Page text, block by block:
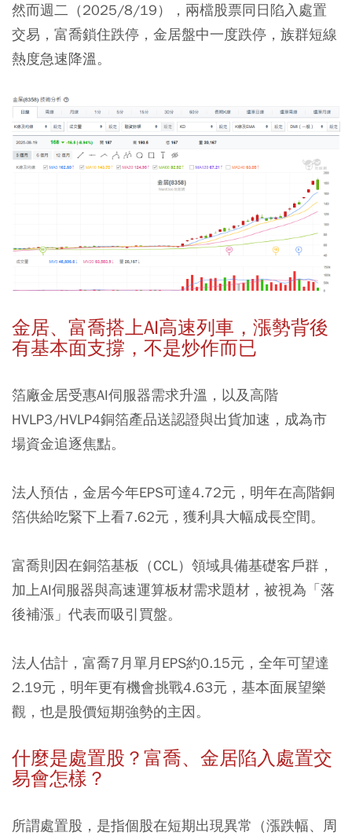
然而週二（2025/8/19），兩檔股票同日陷入處置
交易，富喬鎖住跌停，金居盤中一度跌停，族群短線
熱度急速降溫。
金居、富喬搭上AI高速列車，漲勢背後
有基本面支撐，不是炒作而已
箔廠金居受惠AI伺服器需求升溫，以及高階
HVLP3/HVLP4銅箔產品送認證與出貨加速，成為市
場資金追逐焦點。
法人預估，金居今年EPS可達4.72元，明年在高階銅
箔供給吃緊下上看7.62元，獲利具大幅成長空間。
富喬則因在銅箔基板（CCL）領域具備基礎客戶群，
加上AI伺服器與高速運算板材需求題材，被視為「落
後補漲」代表而吸引買盤。
法人估計，富喬7月單月EPS約0.15元，全年可望達
2.19元，明年更有機會挑戰4.63元，基本面展望樂
觀，也是股價短期強勢的主因。
什麼是處置股？富喬、金居陷入處置交
易會怎樣？
所謂處置股，是指個股在短期出現異常（漲跌幅、周